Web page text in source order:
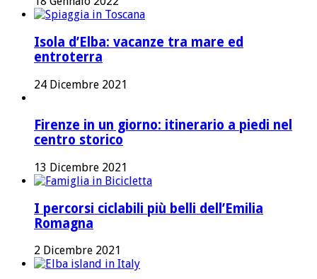
Isola d’Elba: vacanze tra mare ed
entroterra
24 Dicembre 2021
Firenze in un giorno: itinerario a piedi nel
centro storico
13 Dicembre 2021
I percorsi ciclabili più belli dell’Emilia
Romagna
2 Dicembre 2021